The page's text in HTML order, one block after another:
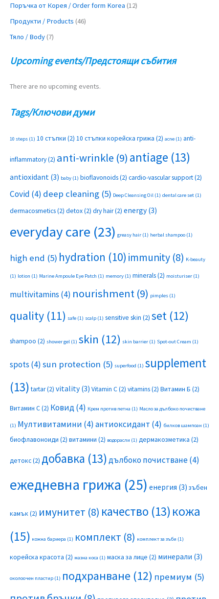
Поръчка от Корея / Order form Korea (12)
Продукти / Products (46)
Тяло / Body (7)
Upcoming events/Предстоящи събития
There are no upcoming events.
Tags/Ключови думи
10 steps (1) 10 стъпки (2) 10 стъпки корейска грижа (2) acne (1) anti-
inflammatory(2) anti-wrinkle (9) antiage (13)
antioxidant (3) baby (1) bioflavonoids(2) cardio-vascular support(2)
Covid (4) deep cleaning (5) Deep Cleansing Oil (1) dental care set (1)
dermacosmetics(2) detox(2) dry hair(2) energy (3)
everyday care (23) greasy hair (1) herbal shampoo (1)
high end (5) hydration (10) immunity (8) K-beauty
(1) lotion (1) Marine Ampoule Eye Patch (1) memory (1) minerals(2) moisturiser (1)
multivitamins(4) nourishment (9) pimples (1)
quality (11) safe (1) scalp (1) sensitive skin (2) set (12)
shampoo (2) shower gel (1) skin (12) skin barrier (1) Spot-out Cream (1)
spots(4)sun protection (5) superfood (1) supplement
(13) tartar(2) vitality (3) Vitamin C(2) vitamins(2) Витамин Б (2)
Витамин С(2) Ковид(4) Крем против петна (1) Масло за дълбоко почистване
(1) Мултивитамини (4)антиоксидант (4) билков шампоан (1)
биофлавоноиди (2) витамини (2) водорасли (1) дермакозметика (2)
детокс(2) добавка (13)дълбоко почистване(4)
ежедневна грижа (25) енергия (3) зъбен
камък(2) имунитет (8) качество (13)кожа
(15) кожна бариера (1) комплект (8) комплект за зъби (1)
корейска красота (2) мазна коса (1) маска за лице (2) минерали (3)
околоочен пластир (1) подхранване (12) премиум (5)